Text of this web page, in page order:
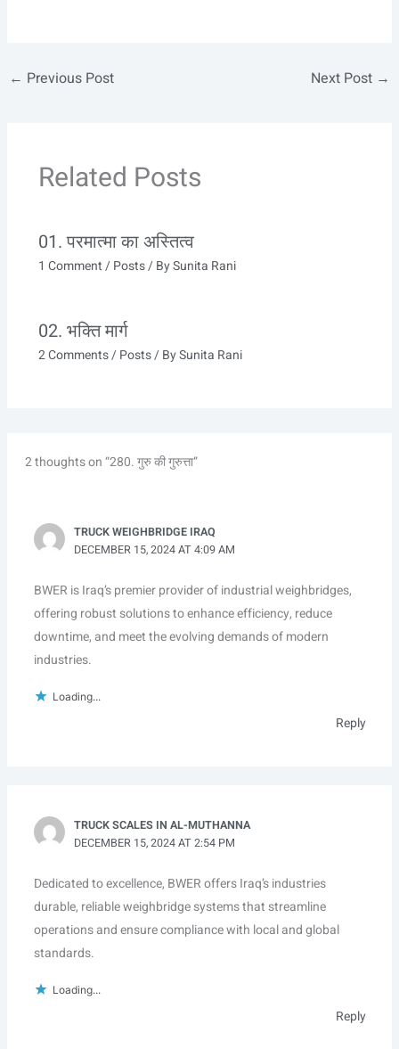
← Previous Post Next Post →
Related Posts
01. परमात्मा का अस्तित्व
1 Comment/Posts/ BySunita Rani
02. भक्ति मार्ग
2 Comments/Posts/ BySunita Rani
2 thoughts on “280. गुरु की गुरुत्ता”
TRUCK WEIGHBRIDGE IRAQ
DECEMBER 15, 2024 AT 4:09 AM
BWER is Iraq’s premier provider of industrial weighbridges,
offering robust solutions to enhance efficiency, reduce
downtime, and meet the evolving demands of modern
industries.
Loading...
Reply
TRUCK SCALES IN AL-MUTHANNA
DECEMBER 15, 2024 AT 2:54 PM
Dedicated to excellence, BWER offers Iraq’s industries
durable, reliable weighbridge systems that streamline
operations and ensure compliance with local and global
standards.
Loading...
Reply